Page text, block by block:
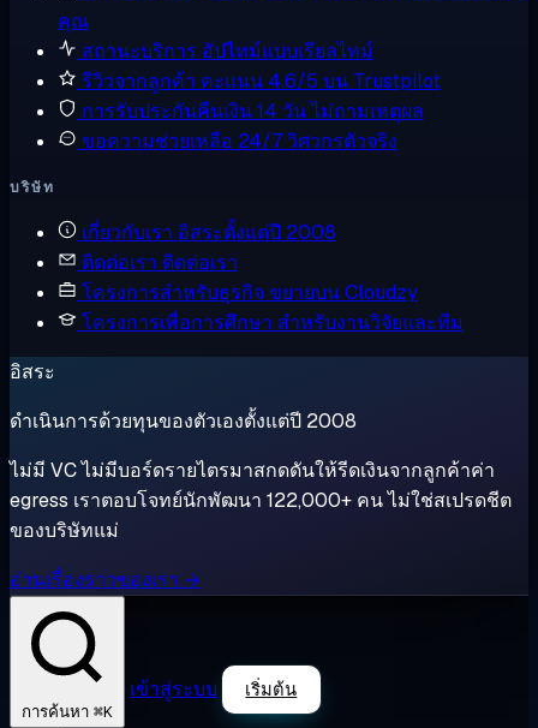
คุณ
สถานะบริการ อัปไทม์แบบเรียลไทม์
รีวิวจากลูกค้า คะแนน 4.6/5 บน Trustpilot
การรับประกันคืนเงิน14 วัน ไม่ถามเหตุผล
ขอความช่วยเหลือ 24/7 วิศวกรตัวจริง
บริษัท
เกี่ยวกับเรา อิสระตั้งแต่ปี 2008
ติดต่อเรา ติดต่อเรา
โครงการสำหรับธุรกิจ ขยายบน Cloudzy
โครงการเพื่อการศึกษา สำหรับงานวิจัยและทีม
อิสระ
ดำเนินการด้วยทุนของตัวเองตั้งแต่ปี 2008
ไม่มี VC ไม่มีบอร์ดรายไตรมาสกดดันให้รีดเงินจากลูกค้าค่า
egress เราตอบโจทย์นักพัฒนา 122,000+ คน ไม่ใช่สเปรดชีต
ของบริษัทแม่
อ่านเรื่องราวของเรา →
การค้นหา ⌘K
เข้าสู่ระบบ เริ่มต้น